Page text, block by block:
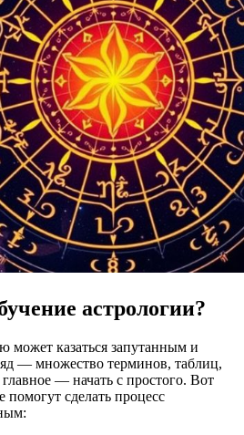
астрологии?
может казаться запутанным и
— множество терминов, таблиц,
— начать с простого. Вот
помогут сделать процесс